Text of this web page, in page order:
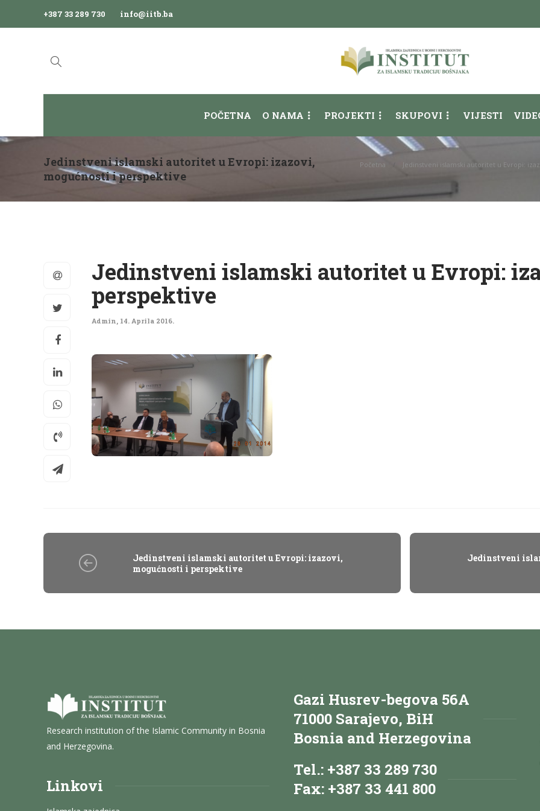
+387 33 289 730 info@iitb.ba
POČETNA O NAMA PROJEKTI SKUPOVI VIJESTI
Jedinstveni islamski autoritet u Evropi: izazovi,
mogućnosti i perspektive
Početna Jedinstveni islamski autoritet u Evropi:
Jedinstveni islamski autoritet u Evropi:
perspektive
Admin, 14. Aprila 2016.
Jedinstveni islamski autoritet u Evropi: izazovi,
mogućnosti i perspektive
Jedinstveni
Research institution of the Islamic Community in Bosnia
and Herzegovina.
Linkovi
Gazi Husrev-begova 56A
71000 Sarajevo, BiH
Bosnia and Herzegovina
Tel.: +387 33 289 730
Fax: +387 33 441 800